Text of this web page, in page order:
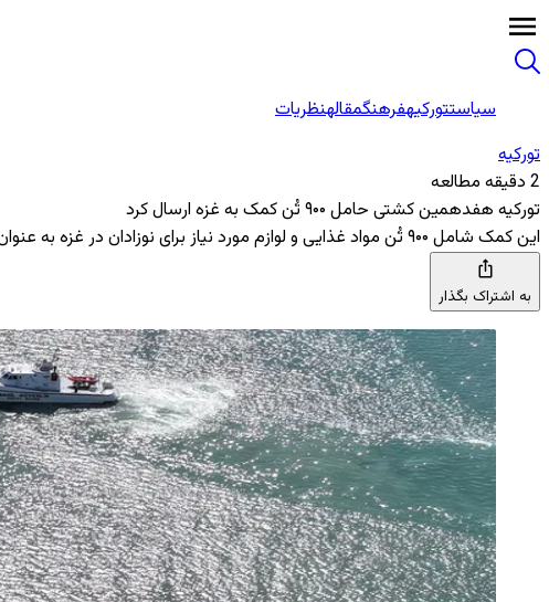
سیاستتورکیهفرهنگمقالهنظریات
تورکیه
2 دقیقه مطالعه
تورکیه هفدهمین کشتی حامل ۹۰۰ تُن کمک به غزه ارسال کرد
این کمک شامل ۹۰۰ تُن مواد غذایی و لوازم مورد نیاز برای نوزادان در غزه به عنوان بخشی از تلاش‌ های مداوم امداد بشردوستانه پس از آتش ‌بس می ‌باشد
به اشتراک بگذار